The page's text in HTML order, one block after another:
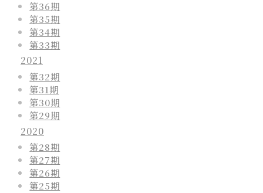
第36期
第35期
第34期
第33期
2021
第32期
第31期
第30期
第29期
2020
第28期
第27期
第26期
第25期